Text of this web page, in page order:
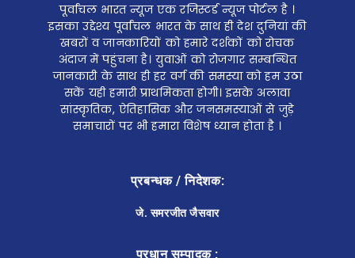
पूर्वांचल भारत न्यूज एक रजिस्टर्ड न्यूज पोर्टल है ।
इसका उद्देश्य पूर्वांचल भारत के साथ ही देश दुनियां की
खबरों व जानकारियों को हमारे दर्शकों को रोचक
अंदाज में पहुंचना है। युवाओं को रोजगार सम्बन्धित
जानकारी के साथ ही हर वर्ग की समस्या को हम उठा
सकें यही हमारी प्राथमिकता होगी। इसके अलावा
सांस्कृतिक, ऐतिहासिक और जनसमस्याओं से जुड़े
समाचारों पर भी हमारा विशेष ध्यान होता है ।
प्रबन्धक / निदेशक:
जे. समरजीत जैसवार
प्रधान सम्पादक :